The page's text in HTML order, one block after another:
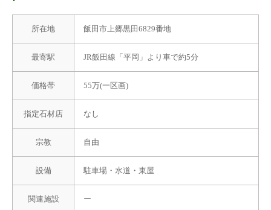
所在地 飯田市上郷黒田6829番地
最寄駅 JR飯田線「平岡」より車で約5分
価格帯 55万(一区画)
指定石材店 なし
宗教 自由
設備 駐車場・水道・東屋
関連施設 ー